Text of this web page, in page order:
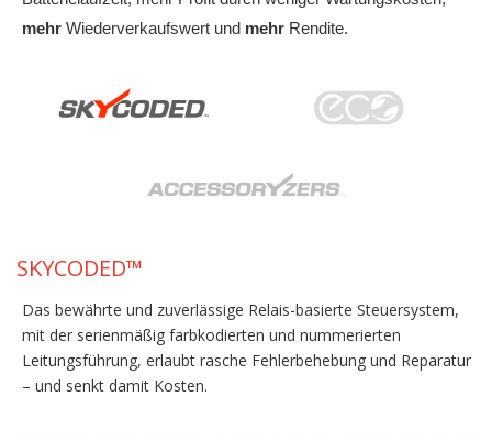
mehr Wiederverkaufswert und mehr Rendite.
SKYCODED™
Das bewährte und zuverlässige Relais-basierte Steuersystem,
mit der serienmäßig farbkodierten und nummerierten
Leitungsführung, erlaubt rasche Fehlerbehebung und Reparatur
– und senkt damit Kosten.